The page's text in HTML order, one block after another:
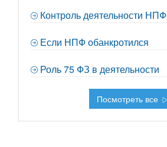
Контроль деятельности НПФ
Если НПФ обанкротился
Роль 75 ФЗ в деятельности
Посмотреть все